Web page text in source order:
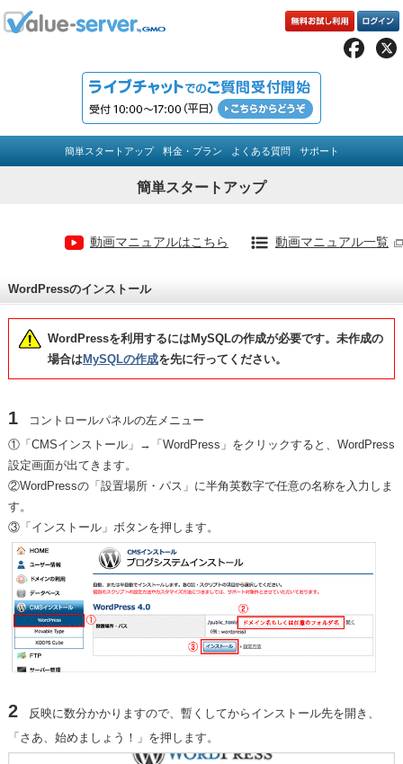
簡単スタートアップ 料金・プラン よくある質問 サポート
簡単スタートアップ
動画マニュアルはこちら 動画マニュアル一覧
WordPressのインストール
WordPressを利用するにはMySQLの作成が必要です。未作成の
場合はMySQLの作成を先に行ってください。
1
コントロールパネルの左メニュー
①「CMSインストール」→「WordPress」をクリックすると、WordPress
設定画面が出てきます。
②WordPressの「設置場所・パス」に半角英数字で任意の名称を入力しま
す。
③「インストール」ボタンを押します。
2
反映に数分かかりますので、暫くしてからインストール先を開き、
「さあ、始めましょう！」を押します。